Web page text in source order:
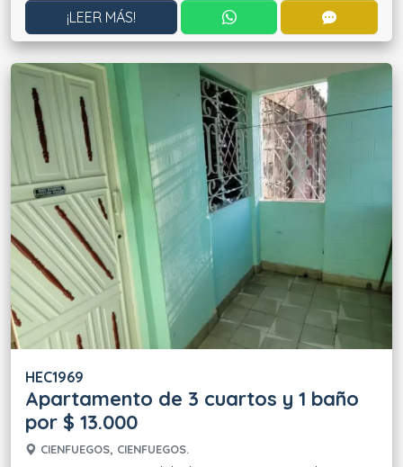
¡LEER MÁS! CONTACTAR POR
HEC1969
Apartamento de 3 cuartos y 1 baño
por $ 13.000
CIENFUEGOS, CIENFUEGOS.